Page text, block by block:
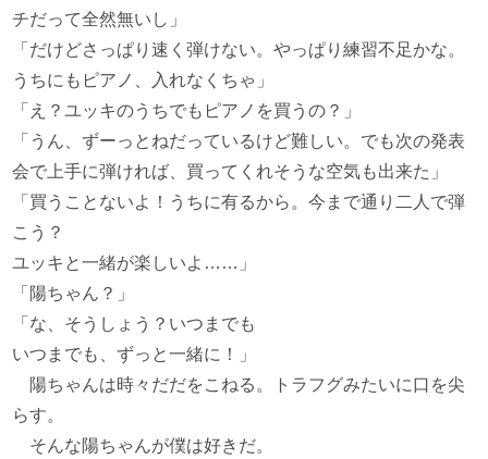
チだって全然無いし」
「だけどさっぱり速く弾けない。やっぱり練習不足かな。
うちにもピアノ、入れなくちゃ」
「え？ユッキのうちでもピアノを買うの？」
「うん、ずーっとねだっているけど難しい。でも次の発表
会で上手に弾ければ、買ってくれそうな空気も出来た」
「買うことないよ！うちに有るから。今まで通り二人で弾
こう？
ユッキと一緒が楽しいよ……」
「陽ちゃん？」
「な、そうしょう？いつまでも
いつまでも、ずっと一緒に！」
陽ちゃんは時々だだをこねる。トラフグみたいに口を尖
らす。
そんな陽ちゃんが僕は好きだ。